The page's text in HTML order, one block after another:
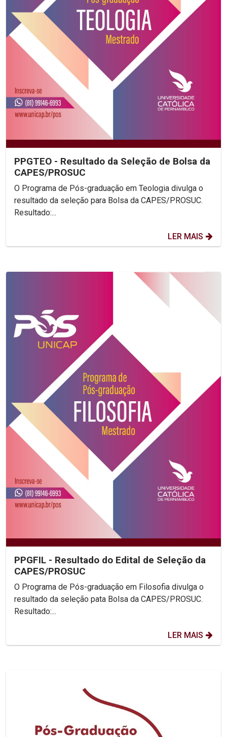
PPGTEO - Resultado da Seleção de Bolsa da
CAPES/PROSUC
O Programa de Pós-graduação em Teologia divulga o
resultado da seleção para Bolsa da CAPES/PROSUC.
Resultado:...
LER MAIS
PPGFIL - Resultado do Edital de Seleção da
CAPES/PROSUC
O Programa de Pós-graduação em Filosofia divulga o
resultado da seleção pata Bolsa da CAPES/PROSUC.
Resultado:...
LER MAIS